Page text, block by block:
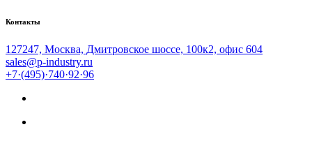
Контакты
127247, Москва, Дмитровское шоссе, 100к2, офис 604
sales@p-industry.ru
+7·(495)·740·92·96